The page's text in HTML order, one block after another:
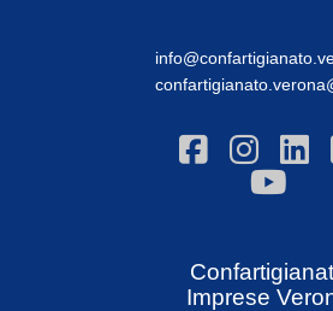
Imprese